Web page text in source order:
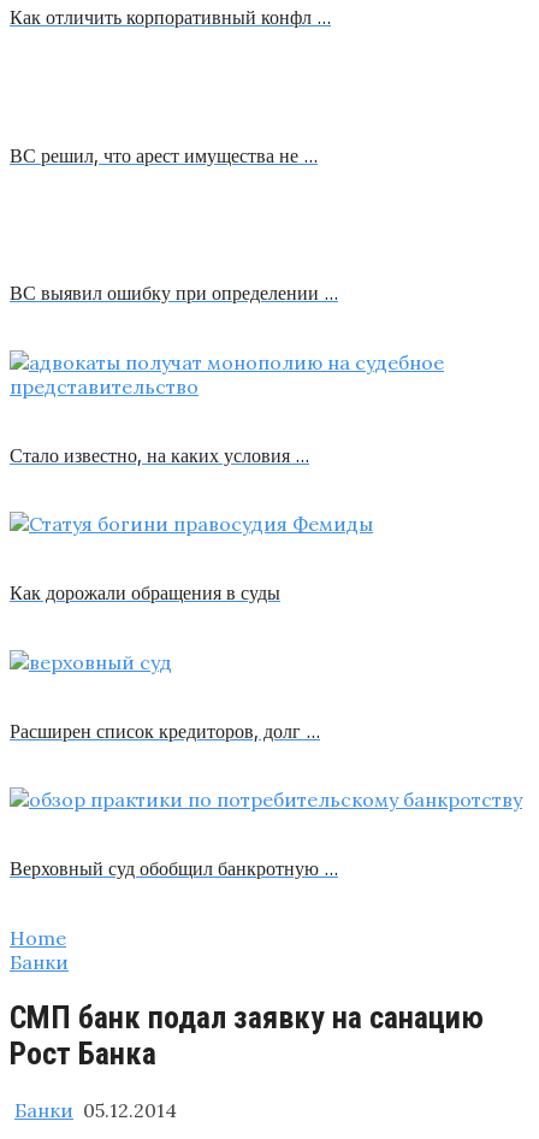
Как отличить корпоративный конфл …
ВС решил, что арест имущества не …
ВС выявил ошибку при определении …
Стало известно, на каких условия …
Как дорожали обращения в суды
Расширен список кредиторов, долг …
Верховный суд обобщил банкротную …
Home
Банки
СМП банк подал заявку на санацию
Рост Банка
Банки 05.12.2014